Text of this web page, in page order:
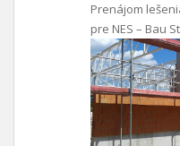
Prenájom
pre NES – Bau